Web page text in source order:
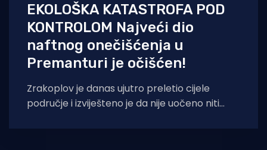
EKOLOŠKA KATASTROFA POD
KONTROLOM Najveći dio
naftnog onečišćenja u
Premanturi je očišćen!
Zrakoplov je danas ujutro preletio cijele
područje i izviješteno je da nije uočeno niti
za